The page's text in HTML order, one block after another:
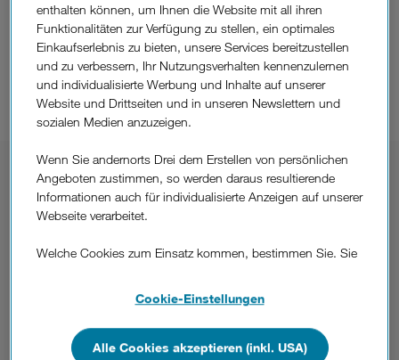
up fürs Handy
up Internet
up fürsHandy.
Abos für eSIM oder mit klassischer SIM-Karte.
Start
enthalten können, um Ihnen die Website mit all ihren
Funktionalitäten zur Verfügung zu stellen, ein optimales
Einkaufserlebnis zu bieten, unsere Services bereitzustellen
und zu verbessern, Ihr Nutzungsverhalten kennenzulernen
und individualisierte Werbung und Inhalte auf unserer
Website und Drittseiten und in unseren Newslettern und
sozialen Medien anzuzeigen.
Wenn Sie andernorts Drei dem Erstellen von persönlichen
Angeboten zustimmen, so werden daraus resultierende
Informationen auch für individualisierte Anzeigen auf unserer
Webseite verarbeitet.
Welche Cookies zum Einsatz kommen, bestimmen Sie. Sie
Wenn Sie allen Cookies zustimmen, werden auch Cookies
Cookie-Einstellungen
Alle Cookies akzeptieren (inkl. USA)